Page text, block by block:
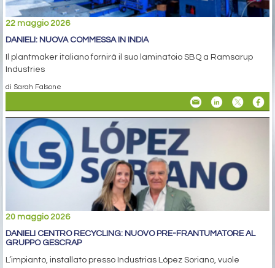
22 maggio 2026
DANIELI: NUOVA COMMESSA IN INDIA
Il plantmaker italiano fornirà il suo laminatoio SBQ a Ramsarup
Industries
di Sarah Falsone
20 maggio 2026
DANIELI CENTRO RECYCLING: NUOVO PRE-FRANTUMATORE AL
GRUPPO GESCRAP
L’impianto, installato presso Industrias López Soriano, vuole